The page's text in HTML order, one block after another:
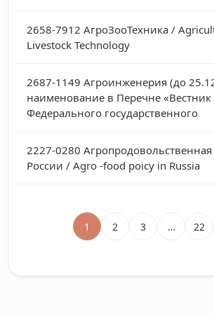
2658-7912 АгроЗооТехника /
Livestock Technology
2687-1149 Агроинженерия (до
наименование в Перечне «Вестник
Федерального государственного
2227-0280
России / Agro -food poicy in Russia
1 2 3 … 22